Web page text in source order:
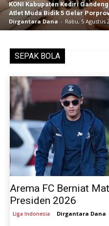
KONI Kabupaten Kediri
Atlet Muda Bidik 5 Gelar
Dirgantara Dana - Rabu, 5 Agustus
SEPAK BOLA
Arema FC Berniat
Presiden 2026
Liga Indonesia Dirgantara Dana